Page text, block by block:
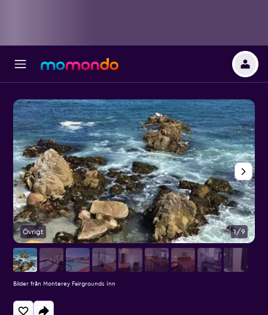
Övrigt 1/9
Bilder från Monterey Fairgrounds Inn